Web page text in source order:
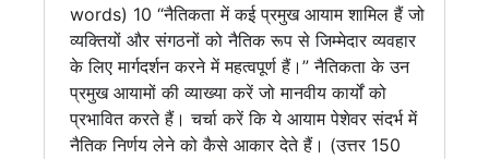
words) 10 “नैतिकता में कई प्रमुख आयाम शामिल हैं जो
व्यक्तियों और संगठनों को नैतिक रूप से जिम्मेदार व्यवहार
के लिए मार्गदर्शन करने में महत्वपूर्ण हैं।” नैतिकता के उन
प्रमुख आयामों की व्याख्या करें जो मानवीय कार्यों को
प्रभावित करते हैं। चर्चा करें कि ये आयाम पेशेवर संदर्भ में
नैतिक निर्णय लेने को कैसे आकार देते हैं। (उत्तर 150